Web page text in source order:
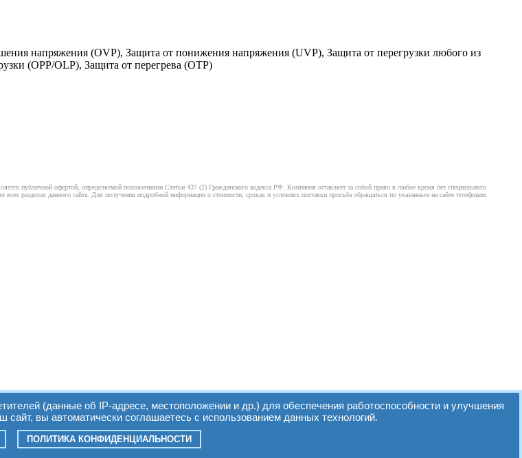
(данные об IP-адресе, местоположении и др.) для обеспечения работоспособности и улучшения
вы автоматически соглашаетесь с использованием данных технологий.
ПОЛИТИКА КОНФИДЕНЦИАЛЬНОСТИ
напряжения (OVP), Защита от понижения напряжения (UVP), Защита от перегрузки любого из
(OPP/OLP), Защита от перегрева (OTP)
публичной офертой, определяемой положениями Статьи 437 (2) Гражданского кодекса РФ. Компания оставляет за собой право в любое время без специального
разделах данного сайта. Для получения подробной информации о стоимости, сроках и условиях поставки просьба обращаться по указанным на сайте телефонам.